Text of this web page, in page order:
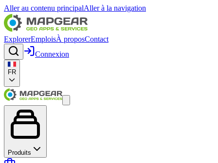
Aller au contenu principalAller à la navigation
ExplorerEmploisÀ proposContact
Connexion
FR
Produits